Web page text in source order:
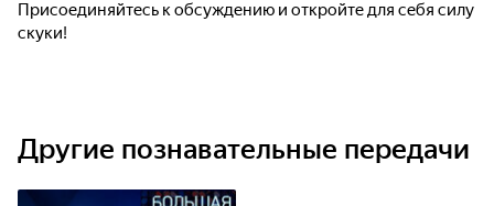
Присоединяйтесь к обсуждению и откройте для себя силу
скуки!
Другие познавательные передачи